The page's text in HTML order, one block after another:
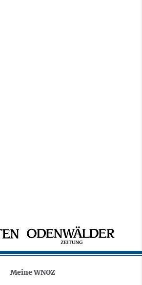
Meine WNOZ